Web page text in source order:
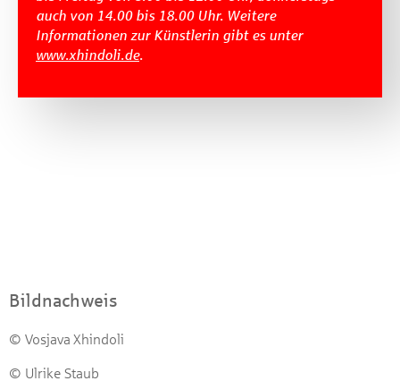
auch von 14.00 bis 18.00 Uhr. Weitere
Informationen zur Künstlerin gibt es unter
www.xhindoli.de.
Bildnachweis
© Vosjava Xhindoli
© Ulrike Staub